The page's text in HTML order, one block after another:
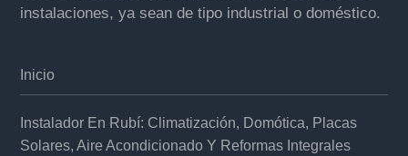
instalaciones, ya sean de tipo industrial o doméstico.
Inicio
Instalador En Rubí: Climatización, Domótica, Placas
Solares, Aire Acondicionado Y Reformas Integrales